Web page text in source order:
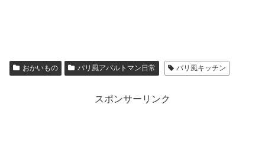
おかいもの パリ風アパルトマン日常 パリ風キッチン
スポンサーリンク